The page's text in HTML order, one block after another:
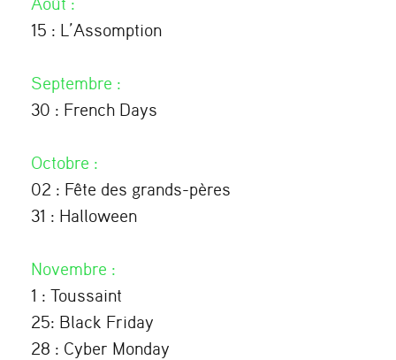
15 : L’Assomption
Septembre :
30 : French Days
Octobre :
02 : Fête des grands-pères
31 : Halloween
Novembre :
1 : Toussaint
25: Black Friday
28 : Cyber Monday